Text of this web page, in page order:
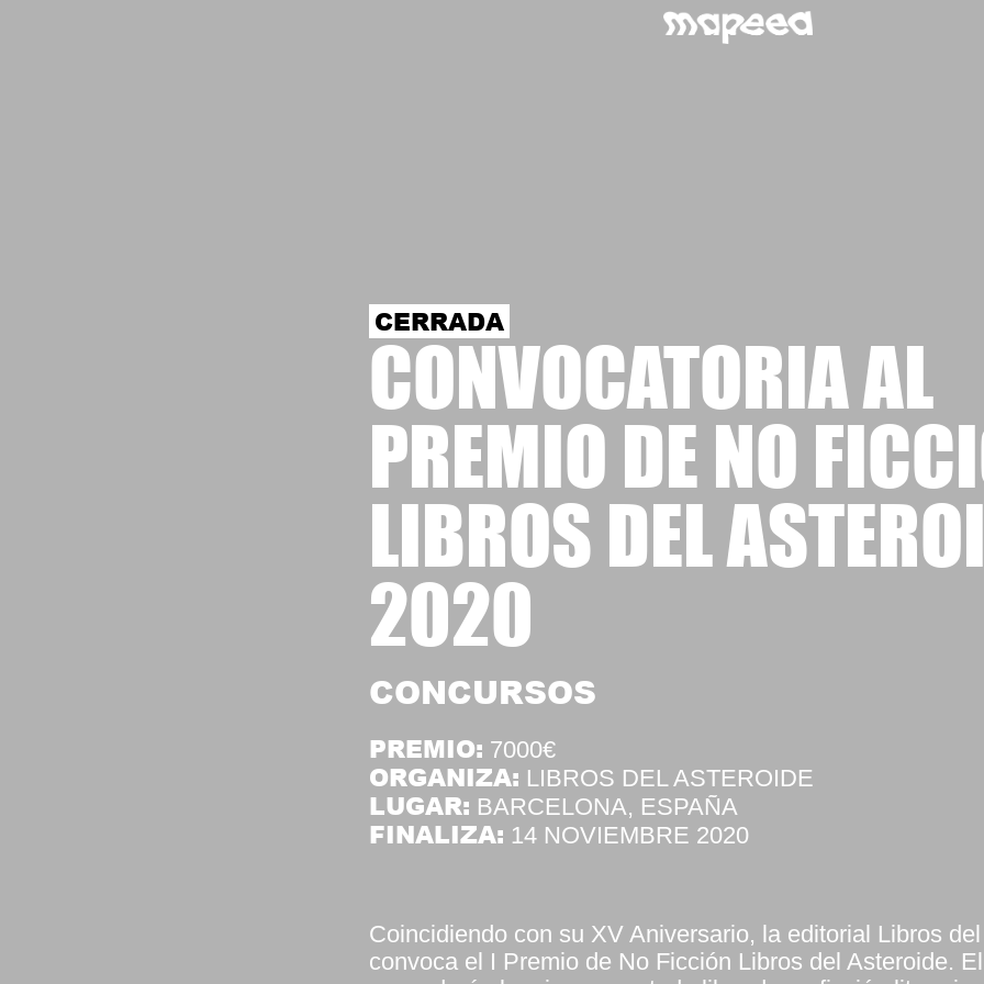
CERRADA
CONVOCATORIA AL
PREMIO DE NO
LIBROS DEL
2020
CONCURSOS
PREMIO: 7000€
ORGANIZA: LIBROS DEL ASTEROIDE
LUGAR: BARCELONA, ESPAÑA
FINALIZA: 14 NOVIEMBRE 2020
Coincidiendo con su XV Aniversario, la editorial Libros
convoca el I Premio de No Ficción Libros del Asteroide.